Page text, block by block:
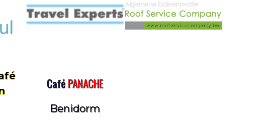
CaféPANACHE
Benidorm